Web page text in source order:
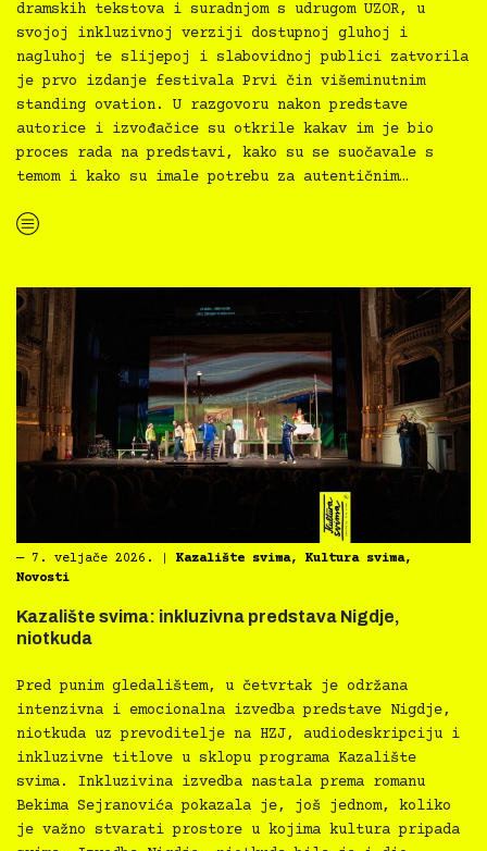
dramskih tekstova i suradnjom s udrugom UZOR, u
svojoj inkluzivnoj verziji dostupnoj gluhoj i
nagluhoj te slijepoj i slabovidnoj publici zatvorila
je prvo izdanje festivala Prvi čin višeminutnim
standing ovation. U razgovoru nakon predstave
autorice i izvođačice su otkrile kakav im je bio
proces rada na predstavi, kako su se suočavale s
temom i kako su imale potrebu za autentičnim…
“Kazalište svima: Nerazdvojne osvojile publiku i zatvorile festival kazališta mladih Prvi čin”
― 7. veljače 2026. Kazalište svima, Kultura svima,
Novosti
Kazalište svima: inkluzivna predstava Nigdje,
niotkuda
Pred punim gledalištem, u četvrtak je održana
intenzivna i emocionalna izvedba predstave Nigdje,
niotkuda uz prevoditelje na HZJ, audiodeskripciju i
inkluzivne titlove u sklopu programa Kazalište
svima. Inkluzivina izvedba nastala prema romanu
Bekima Sejranovića pokazala je, još jednom, koliko
je važno stvarati prostore u kojima kultura pripada